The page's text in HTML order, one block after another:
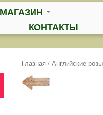
МАГАЗИН
КОНТАКТЫ
Главная / Английские розы